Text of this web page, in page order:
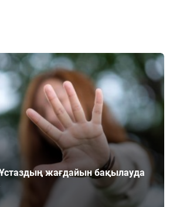
жағдайын бақылауда